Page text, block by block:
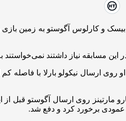
تورام در دقیقه 72 گل برتری را بزند اما ضربه
چپ و از راست در دقیقه 78 جواب داد و ضربه سر